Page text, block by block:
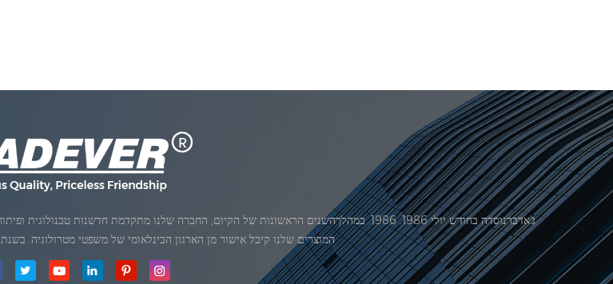
המוצרים שלנו קיבל אישור מן הארגון הבינלאומי של משפטי מטרולוגיה. בשנת 1999, שיאמן ג'אדברסולם ושות 'בע"מהיה